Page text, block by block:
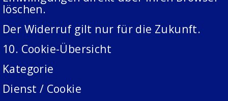
löschen.
Der Widerruf gilt nur für die Zukunft.
10. Cookie-Übersicht
Kategorie
Dienst / Cookie